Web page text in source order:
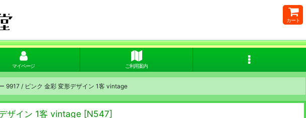
カート
マイページ ご利用案内
9917 / ピンク 金彩 変形デザイン 1客 vintage
ザイン 1客 vintage [N547]